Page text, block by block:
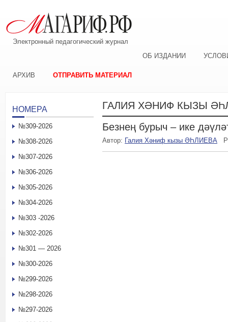
Электронный педагогический журнал
ОБ ИЗДАНИИ
АРХИВ ОТПРАВИТЬ МАТЕРИАЛ
ГАЛИЯ ХӘНИФ КЫЗЫ
Безнең бурыч – ике
Автор: Галия Хәниф кызы ӘҺЛИЕВА
НОМЕРА
№309-2026
№308-2026
№307-2026
№306-2026
№305-2026
№304-2026
№303 -2026
№302-2026
№301 — 2026
№300-2026
№299-2026
№298-2026
№297-2026